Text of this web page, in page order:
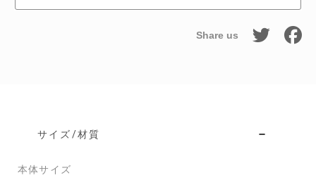
Share us
サイズ/材質
本体サイズ